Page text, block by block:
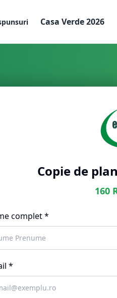
Casa Verde 2026
Copie de
160
complet *
*